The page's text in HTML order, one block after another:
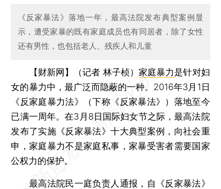
《反家暴法》落地一年，最高法院发布典型案例显
示，遭受家暴的既有家庭成员也有同居者，除了女性
还有男性，也包括老人、残疾人和儿童
【财新网】（记者 林子桢） 家庭暴力是针对妇
女的暴力中，最广泛而隐蔽的一种。2016年3月1日
《反家庭暴力法》（下称《反家暴法》）落地至今
已满一周年。在3月8日国际妇女节之际，最高法院
发布了实施《反家暴法》十大典型案例，向社会重
申，家庭暴力不是家庭私事，家暴受害者需要国家
公权力的保护。
最高法院民一庭负责人通报，自《反家暴法》